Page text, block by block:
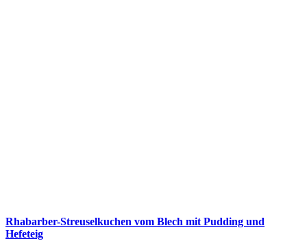
Rhabarber-Streuselkuchen vom Blech mit Pudding und
Hefeteig